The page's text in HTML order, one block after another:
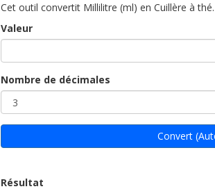
Cet outil convertit Millilitre (ml) en Cuillère à thé.
Valeur
Nombre de décimales
Convert
Résultat